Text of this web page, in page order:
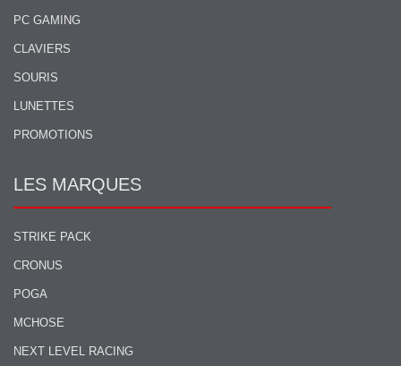
PC GAMING
CLAVIERS
SOURIS
LUNETTES
PROMOTIONS
LES MARQUES
STRIKE PACK
CRONUS
POGA
MCHOSE
NEXT LEVEL RACING